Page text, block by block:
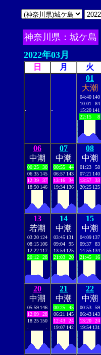
神奈川県：城ケ島
2022年03月
日 月 火
. .
01
大潮
04:40 140
10:01
84
15:20 141
22:15
8
06
中潮
00:25
30
06:35 145
12:39
37
18:50 146
07
中潮
00:55
44
06:57 143
13:16
34
19:34 136
08
中潮
01:23
58
07:21 140
13:57
33
20:25 125
13
若潮
03:20 124
08:15 106
12:22 117
20:12
28
14
中潮
03:45 131
09:04
95
13:54 125
21:03
20
15
中潮
04:09 137
09:37
83
14:55 134
21:45
16
20
中潮
05:59 146
12:09
28
18:25 150
21
中潮
00:25
45
06:21 145
12:43
24
19:07 142
22
中潮
00:53
59
06:43 143
13:20
24
19:54 131